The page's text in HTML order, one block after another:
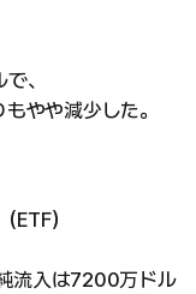
、
やや減少した。
ETF）
流入は7200万ドル